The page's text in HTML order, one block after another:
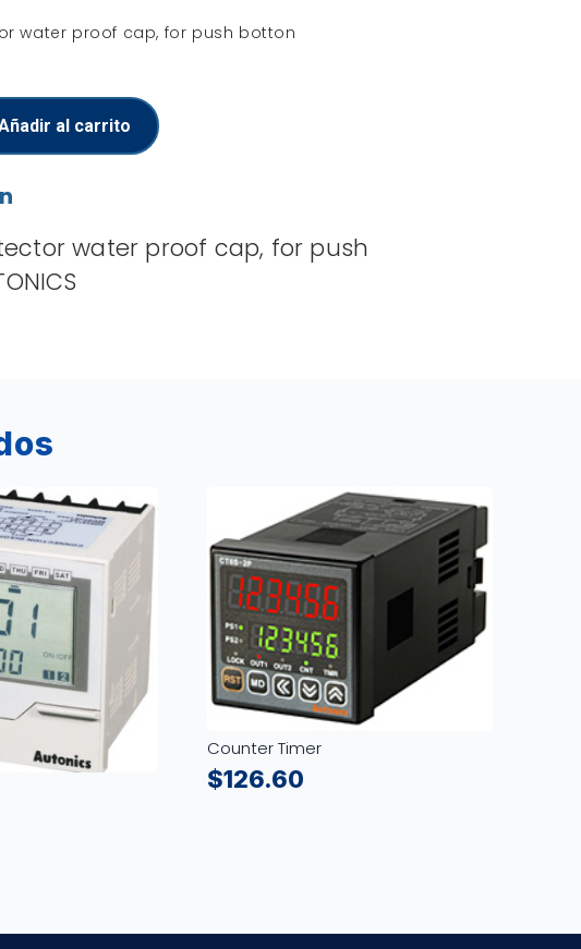
water proof cap, for push botton
al carrito
water proof cap, for push
Counter Timer
$126.60